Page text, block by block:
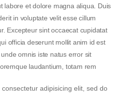
labore et dolore magna aliqua. Duis
in voluptate velit esse cillum
Excepteur sint occaecat cupidatat
officia deserunt mollit anim id est
omnis iste natus error sit
laudantium, totam rem
adipisicing elit, sed do